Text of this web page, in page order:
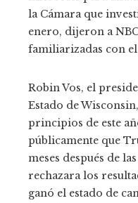
la Cámara que
enero, dijeron a
familiarizadas con el
Robin Vos, el
Estado de
principios de este
públicamente que
meses después de
rechazara los
ganó el estado de